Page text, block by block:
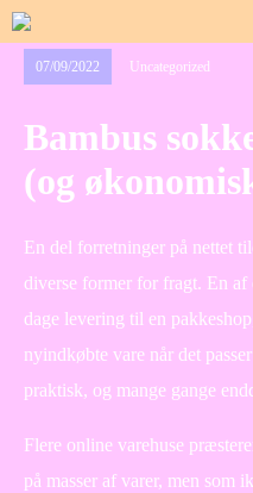
07/09/2022 Uncategorized
Bambus
(og
En del forretninger på nettet
diverse former for fragt. En af
dage levering til en
nyindkøbte vare når det
praktisk, og mange gange
Flere online varehuse
på masser af varer, men som